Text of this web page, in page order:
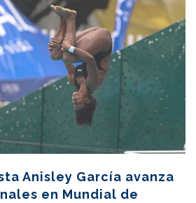
Anisley García avanza
en Mundial de